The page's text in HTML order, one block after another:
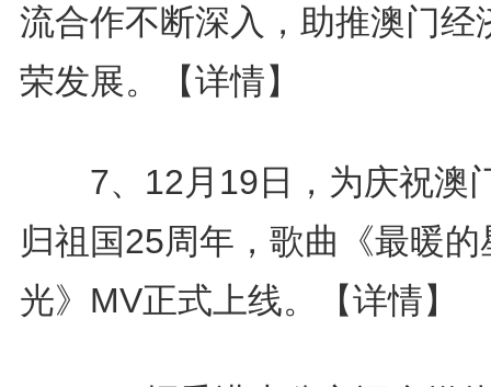
流合作不断深入，助推澳门经
荣发展。
【详情】
7、12月19日，为庆祝澳
归祖国25周年，歌曲《最暖的
光》MV正式上线。
【详情】